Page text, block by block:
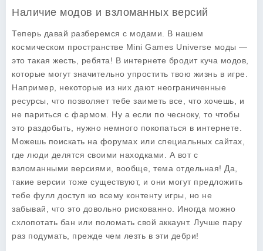
Наличие модов и взломанных версий
Теперь давай разберемся с модами. В нашем
космическом пространстве Mini Games Universe моды —
это такая жесть, ребята! В интернете бродит куча модов,
которые могут значительно упростить твою жизнь в игре.
Например, некоторые из них дают неограниченные
ресурсы, что позволяет тебе заиметь все, что хочешь, и
не париться с фармом. Ну а если по чесноку, то чтобы
это раздобыть, нужно немного покопаться в интернете.
Можешь поискать на форумах или специальных сайтах,
где люди делятся своими находками. А вот с
взломанными версиями, вообще, тема отдельная! Да,
такие версии тоже существуют, и они могут предложить
тебе фулл доступ ко всему контенту игры, но не
забывай, что это довольно рискованно. Иногда можно
схлопотать бан или поломать свой аккаунт. Лучше пару
раз подумать, прежде чем лезть в эти дебри!